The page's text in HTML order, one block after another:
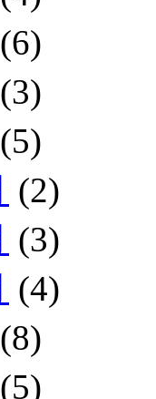
(6)
(3)
(5)
(2)
(3)
(4)
(8)
(5)